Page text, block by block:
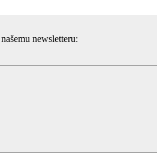
newsletteru: